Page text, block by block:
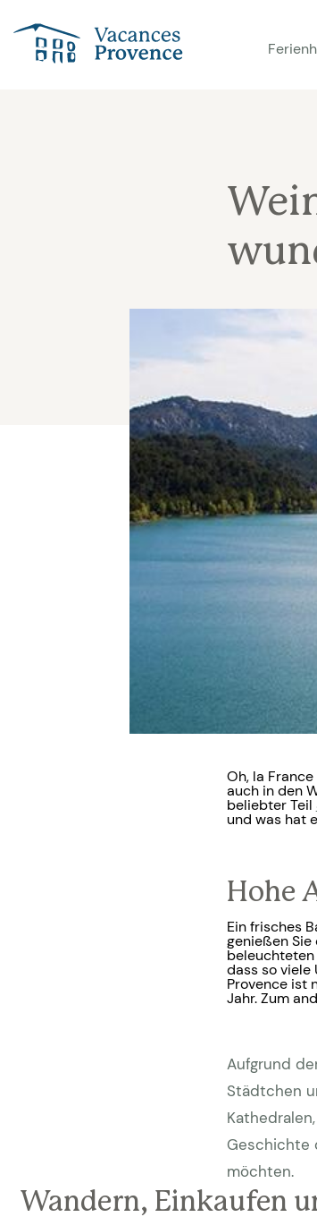
Vacances Provence
Oh, la
auch in den
beliebter Teil
und was hat
Hohe
Ein frisches
genießen Sie
beleuchteten
dass so viele
Provence ist
Jahr. Zum
Aufgrund
Städtchen
Geschichte
möchten.
Wandern, Einkaufen